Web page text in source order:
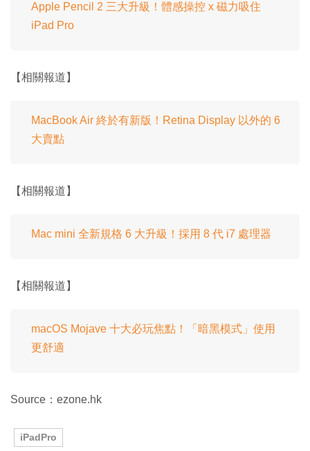
Apple Pencil 2 三大升級！體感操控 x 磁力吸住
iPad Pro
【相關報道】
MacBook Air 終於有新版！Retina Display 以外的 6
大賣點
【相關報道】
Mac mini 全新規格 6 大升級！採用 8 代 i7 處理器
【相關報道】
macOS Mojave 十大必玩焦點！「暗黑模式」使用
更舒適
Source：ezone.hk
iPadPro